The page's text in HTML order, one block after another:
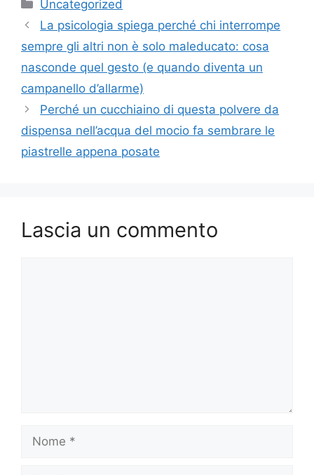
Uncategorized
La psicologia spiega perché chi interrompe
sempre gli altri non è solo maleducato: cosa
nasconde quel gesto (e quando diventa un
campanello d’allarme)
Perché un cucchiaino di questa polvere da
dispensa nell’acqua del mocio fa sembrare le
piastrelle appena posate
Lascia un commento